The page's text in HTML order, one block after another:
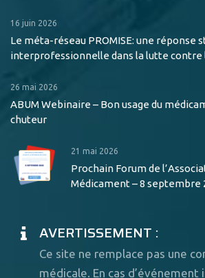
16 juin 2026
Le méta-réseau PROMISE: une réponse
interprofessionnelle dans la lutte contre
26 mai 2026
ABUM Webinaire – Bon usage du
chuteur
21 mai 2026
Prochain Forum de
Médicament – 8 septembre
AVERTISSEMENT :
Ce site ne remplace pas une
médicale. En cas d’événement